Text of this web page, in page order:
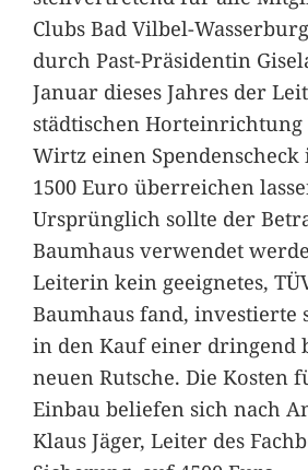
Clubs Bad Vilbel-
durch Past-Präsidentin
Januar dieses Jahres der
städtischen Horteinrichtung
Wirtz einen Spendenscheck
1500 Euro überreichen
Ursprünglich sollte der
Baumhaus verwendet
Leiterin kein geeignetes,
Baumhaus fand, investierte
in den Kauf einer dringend
neuen Rutsche. Die Kosten
Einbau beliefen sich nach
Klaus Jäger, Leiter des